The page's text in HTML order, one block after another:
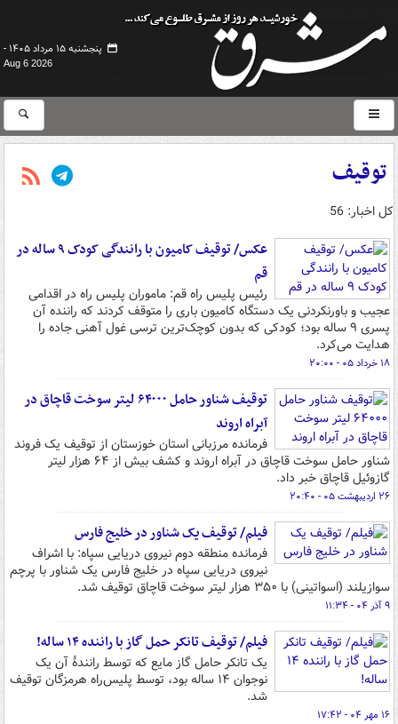
پنجشنبه ۱۵ مرداد ۱۴۰۵ -
Aug 6 2026
توقیف
کل اخبار: 56
عکس/ توقیف کامیون با رانندگی کودک ۹ ساله در
قم
رئیس پلیس راه قم: ماموران پلیس راه در اقدامی
عجیب و باورنکردنی یک دستگاه کامیون باری را متوقف کردند که راننده آن
پسری ۹ ساله بود؛ کودکی که بدون کوچک‌ترین ترسی غول آهنی جاده را
هدایت می‌کرد.
۱۸ خرداد ۰۵ - ۲۰:۰۰
توقیف شناور حامل ۶۴۰۰۰ لیتر سوخت قاچاق در
آبراه اروند
فرمانده مرزبانی استان خوزستان از توقیف یک فروند
شناور حامل سوخت قاچاق در آبراه اروند و کشف بیش از ۶۴ هزار لیتر
گازوئیل قاچاق خبر داد.
۲۶ اردیبهشت ۰۵ - ۲۰:۴۰
فیلم/ توقیف یک شناور در خلیج فارس
فرمانده منطقه دوم نیروی دریایی سپاه: با اشراف
نیروی دریایی سپاه در خلیج فارس یک شناور با پرچم
سوازیلند (اسواتینی) با ۳۵۰ هزار لیتر سوخت قاچاق توقیف شد.
۹ آذر ۰۴ - ۱۱:۳۴
فیلم/ توقیف تانکر حمل گاز با راننده ۱۴ ساله!
یک تانکر حامل گاز مایع که توسط رانندهٔ آن یک
نوجوان ۱۴ ساله بود، توسط پلیس‌راه هرمزگان توقیف
شد.
۱۶ مهر ۰۴ - ۱۷:۴۲